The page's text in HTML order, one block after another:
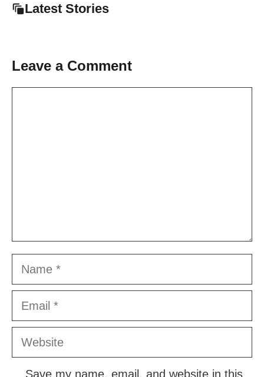
Latest Stories
Leave a Comment
Name
Email
Website
Save my name, email, and website in this